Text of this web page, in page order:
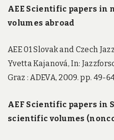
AEE Scientific papers in
volumes abroad
AEE 01 Slovak and Czech
Yvetta Kajanová, In:
Graz : ADEVA, 2009. pp. 49-
AEF Scientific papers in
scientific volumes